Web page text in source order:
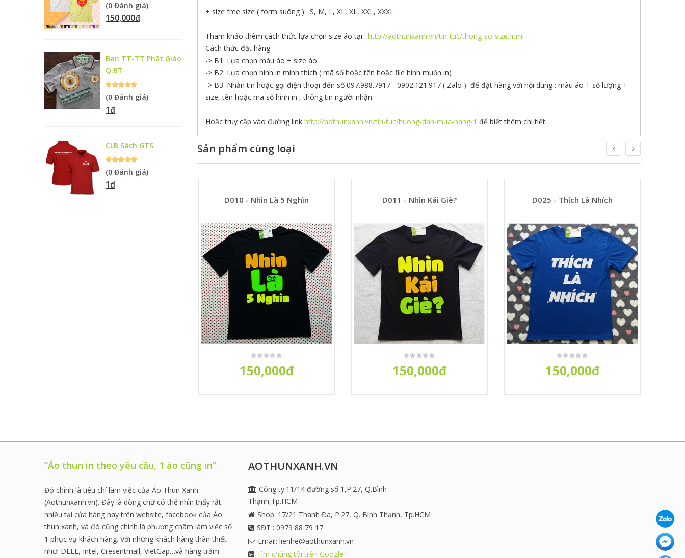
+ size free size ( form suông ) : S, M, L, XL, XL, XXL, XXXL
Tham khảo thêm cách thức lựa chọn size áo tại : http://aothunxanh.vn/tin-tuc/thong-so-size.html
Cách thức đặt hàng :
-> B1: Lựa chọn màu áo + size áo
-> B2: Lựa chọn hình in mình thích ( mã số hoặc tên hoặc file hình muốn in)
-> B3: Nhắn tin hoặc gọi điện thoại đến số 097.988.7917 - 0902.121.917 ( Zalo ) để đặt hàng với nội dung : màu áo + số lượng +
size, tên hoặc mã số hình in , thông tin người nhận.
Hoặc truy cập vào đường link http://aothunxanh.vn/tin-tuc/huong-dan-mua-hang-1 để biết thêm chi tiết.
Sản phẩm cùng loại
D010 - Nhìn Là 5 Nghìn
150,000đ
D011 - Nhìn Kái Giè?
150,000đ
D025 - Thích Là Nhích
150,000đ
(0 Đánh giá)
150,000đ
Ban TT-TT Phật Giáo
Q.BT
(0 Đánh giá)
1đ
CLB Sách GTS
(0 Đánh giá)
1đ
“Áo thun in theo yêu cầu, 1 áo cũng in”
Đó chính là tiêu chí làm việc của Áo Thun Xanh
(Aothunxanh.vn). Đây là dòng chữ có thể nhìn thấy rất
nhiều tại cửa hàng hay trên website, facebook của Áo
thun xanh, và đó cũng chính là phương châm làm việc số
1 phục vụ khách hàng. Với những khách hàng thân thiết
như: DELL, Intel, Cresentmall, VietGap…và hàng trăm
AOTHUNXANH.VN
Công ty:11/14 đường số 1,P.27, Q.Bình
Thạnh,Tp.HCM
Shop: 17/21 Thanh Đa, P.27, Q. Bình Thạnh, Tp.HCM
SĐT : 0979 88 79 17
Email: lienhe@aothunxanh.vn
Tìm chúng tôi trên Google+